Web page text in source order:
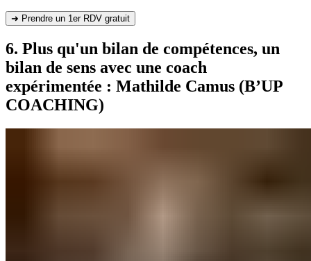
➜ Prendre un 1er RDV gratuit
6. Plus qu'un bilan de compétences, un
bilan de sens avec une coach
expérimentée : Mathilde Camus (B’UP
COACHING)